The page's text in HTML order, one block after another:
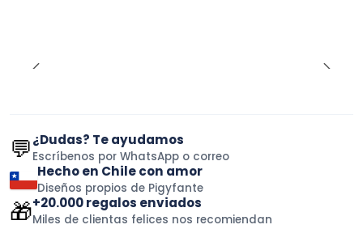
💬¿Dudas? Te ayudamos
Escríbenos por WhatsApp o correo
Hecho en Chile con amor
Diseños propios de Pigyfante
🎁+20.000 regalos enviados
Miles de clientas felices nos recomiendan